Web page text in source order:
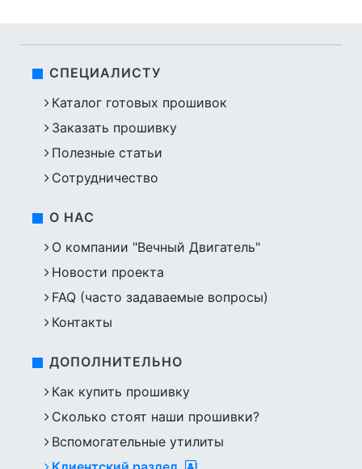
СПЕЦИАЛИСТУ
Каталог готовых прошивок
Заказать прошивку
Полезные статьи
Сотрудничество
О НАС
О компании "Вечный Двигатель"
Новости проекта
FAQ (часто задаваемые вопросы)
Контакты
ДОПОЛНИТЕЛЬНО
Как купить прошивку
Сколько стоят наши прошивки?
Вспомогательные утилиты